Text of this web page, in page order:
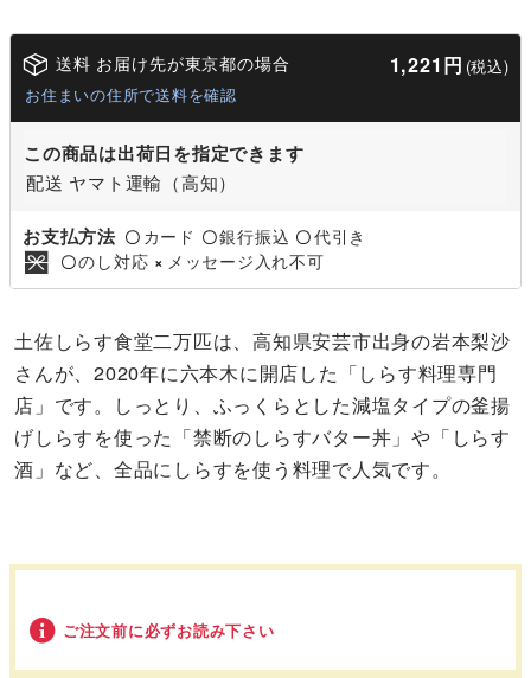
送料 お届け先が東京都の場合 1,221円 (税込)
お住まいの住所で送料を確認
この商品は出荷日を指定できます
配送 ヤマト運輸（高知）
お支払方法 〇 カード 〇銀行振込 〇代引き
〇のし対応 × メッセージ入れ不可
土佐しらす食堂二万匹は、高知県安芸市出身の岩本梨沙
さんが、2020年に六本木に開店した「しらす料理専門
店」です。しっとり、ふっくらとした減塩タイプの釜揚
げしらすを使った「禁断のしらすバター丼」や「しらす
酒」など、全品にしらすを使う料理で人気です。
ご注文前に必ずお読み下さい